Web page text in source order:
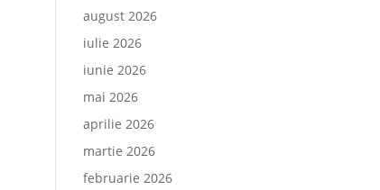
august 2026
iulie 2026
iunie 2026
mai 2026
aprilie 2026
martie 2026
februarie 2026